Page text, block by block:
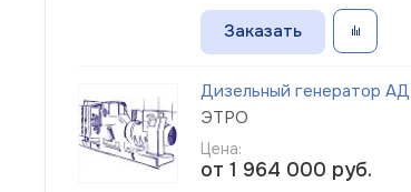
Заказать
Дизельный генератор
ЭТРО
Цена:
от 1 964 000 руб.